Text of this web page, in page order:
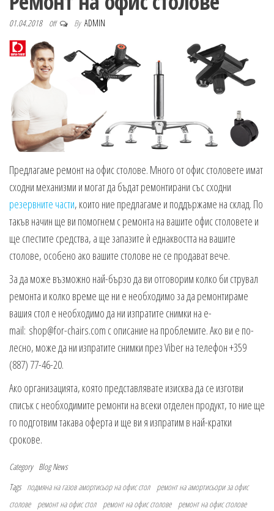
01.04.2018 Off By ADMIN
Предлагаме ремонт на офис столове. Много от офис столовете имат
сходни механизми и могат да бъдат ремонтирани със сходни
резервните части, които ние предлагаме и поддържаме на склад. По
такъв начин ще ви помогнем с ремонта на вашите офис столовете и
ще спестите средства, а ще запазите ѝ еднаквостта на вашите
столове, особено ако вашите столове не се продават вече.
За да може възможно най-бързо да ви отговорим колко би струвал
ремонта и колко време ще ни е необходимо за да ремонтираме
вашия стол е необходимо да ни изпратите снимки на e-
mail: shop@for-chairs.com с описание на проблемите. Ако ви е по-
лесно, може да ни изпратите снимки през Viber на телефон +359
(887) 77-46-20.
Ако организацията, която представлявате изисква да се изготви
списък с необходимите ремонти на всеки отделен продукт, то ние ще
го подготвим такава оферта и ще ви я изпратим в най-кратки
срокове.
Category Blog News
Tags подмяна на газов амортисьор на офис стол
ремонт на амортисьори за офис
столове
ремонт на офис стол ремонт на офис столове
ремонт на офис столове